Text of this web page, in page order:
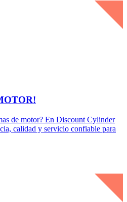
de motor? En Discount Cylinder
calidad y servicio confiable para